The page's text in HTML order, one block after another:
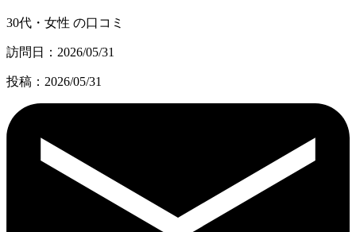
30代・女性 の口コミ
訪問日：2026/05/31
投稿：2026/05/31